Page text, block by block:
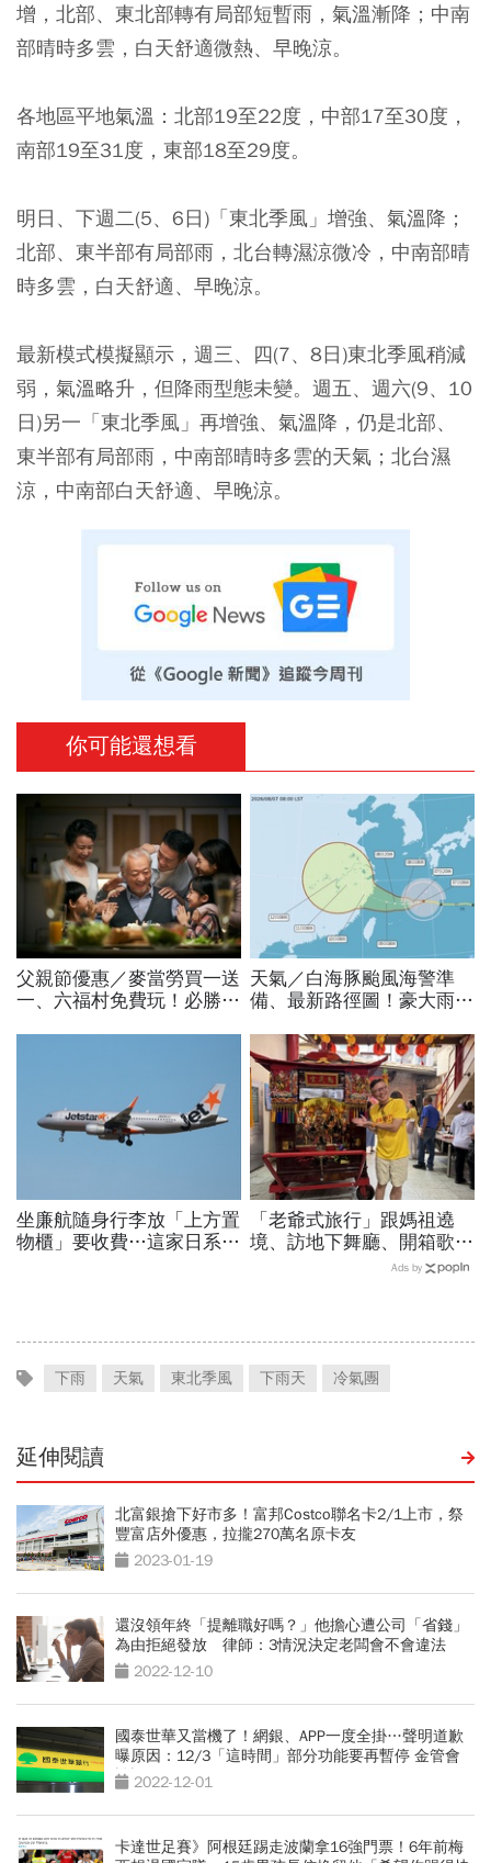
增，北部、東北部轉有局部短暫雨，氣溫漸降；中南
部晴時多雲，白天舒適微熱、早晚涼。
各地區平地氣溫：北部19至22度，中部17至30度，
南部19至31度，東部18至29度。
明日、下週二(5、6日)「東北季風」增強、氣溫降；
北部、東半部有局部雨，北台轉濕涼微冷，中南部晴
時多雲，白天舒適、早晚涼。
最新模式模擬顯示，週三、四(7、8日)東北季風稍減
弱，氣溫略升，但降雨型態未變。週五、週六(9、10
日)另一「東北季風」再增強、氣溫降，仍是北部、
東半部有局部雨，中南部晴時多雲的天氣；北台濕
涼，中南部白天舒適、早晚涼。
你可能還想看
父親節優惠／麥當勞買一送
一、六福村免費玩！必勝
天氣／白海豚颱風海警準
備、最新路徑圖！豪大雨紫
颱風假機率多大，10日報
先看
坐廉航隨身行李放「上方置
物櫃」要收費…這家日系廉
「老爺式旅行」跟媽祖遶
境、訪地下舞廳、開箱歌劇
院後台…國旅不只是國旅！
Ads by
下雨 天氣 東北季風 下雨天 冷氣團
延伸閱讀
北富銀搶下好市多！富邦Costco聯名卡2/1上市，祭
豐富店外優惠，拉攏270萬名原卡友
2023-01-19
還沒領年終「提離職好嗎？」他擔心遭公司「省錢」
為由拒絕發放 律師：3情況決定老闆會不會違法
2022-12-10
國泰世華又當機了！網銀、APP一度全掛…聲明道歉
曝原因：12/3「這時間」部分功能要再暫停 金管會
說話了
2022-12-01
卡達世足賽》阿根廷踢走波蘭拿16強門票！6年前梅